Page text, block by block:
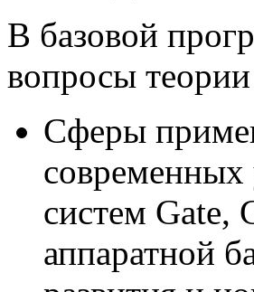
В базовой
вопросы
Сферы
современных
систем Gate,
аппаратной